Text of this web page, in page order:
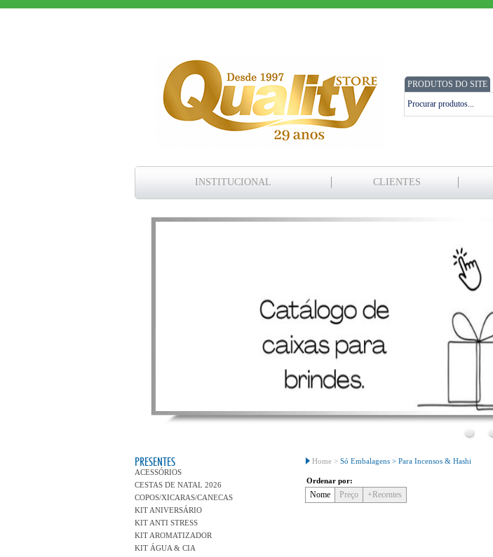
PRODUTOS DO SITE
INSTITUCIONAL CLIENTES
Bem Vindo!
PRESENTES
ACESSÓRIOS
CESTAS DE NATAL 2026
COPOS/XICARAS/CANECAS
KIT ANIVERSÁRIO
KIT ANTI STRESS
KIT AROMATIZADOR
KIT ÁGUA & CIA
Home > Só Embalagens > Para Incensos & Hashi
Ordenar por:
Nome Preço +Recentes